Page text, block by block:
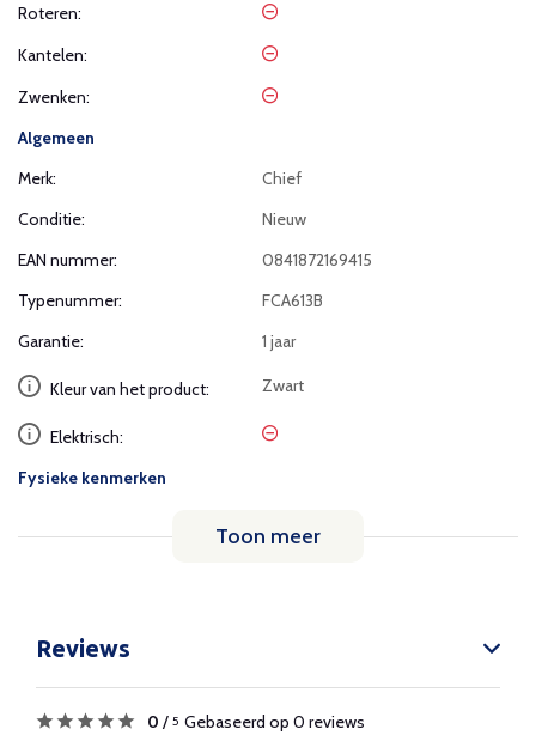
Roteren:
Kantelen:
Zwenken:
Algemeen
Merk:
Chief
Conditie:
Nieuw
EAN nummer:
0841872169415
Typenummer:
FCA613B
Garantie:
1 jaar
Kleur van het product: Zwart
Elektrisch:
Fysieke kenmerken
Toon meer
Reviews
0 / 5 Gebaseerd op 0 reviews